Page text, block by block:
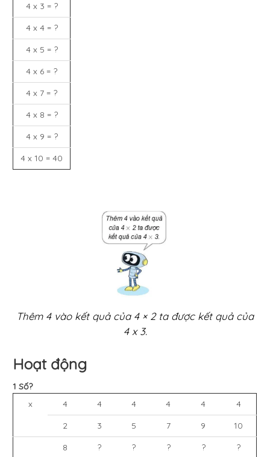
4 x 3 = ?
4 x 4 = ?
4 x 5 = ?
4 x 6 = ?
4 x 7 = ?
4 x 8 = ?
4 x 9 = ?
4 x 10 = 40
Thêm 4 vào kết quả của 4 × 2 ta được kết quả của
4 x 3.
Hoạt động
1 Số?
x
4 4 4 4 4
4
2
3 5 7 9
10
8
? ? ? ?
?